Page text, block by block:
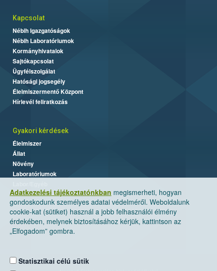
Adatkezelési tájékoztatónkban megismerheti, hogyan
gondoskodunk személyes adatai védelméről. Weboldalunk
cookie-kat (sütiket) használ a jobb felhasználói élmény
érdekében, melynek biztosításához kérjük, kattintson az
„Elfogadom” gombra.
Statisztikai célú sütik
Kapcsolat
Nébih Igazgatóságok
Nébih Laboratóriumok
Kormányhivatalok
Sajtókapcsolat
Ügyfélszolgálat
Hatósági jogsegély
Élelmiszermentő Központ
Hírlevél feliratkozás
Gyakori kérdések
Élelmiszer
Állat
Növény
Laboratóriumok